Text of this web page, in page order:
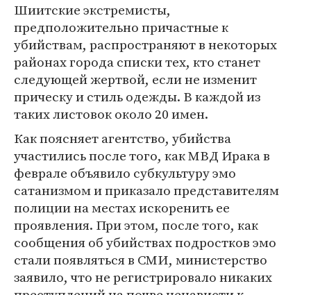
Шиитские экстремисты,
предположительно причастные к
убийствам, распространяют в некоторых
районах города списки тех, кто станет
следующей жертвой, если не изменит
прическу и стиль одежды. В каждой из
таких листовок около 20 имен.
Как поясняет агентство, убийства
участились после того, как МВД Ирака в
феврале объявило субкультуру эмо
сатанизмом и приказало представителям
полиции на местах искоренить ее
проявления. При этом, после того, как
сообщения об убийствах подростков эмо
стали появляться в СМИ, министерство
заявило, что не регистрировало никаких